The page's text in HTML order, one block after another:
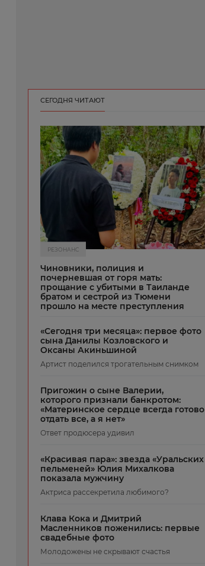
СЕГОДНЯ ЧИТАЮТ
РЕЗОНАНС
Чиновники, полиция и
почерневшая от горя мать:
прощание с убитыми в Таиланде
братом и сестрой из Тюмени
прошло на месте преступления
«Сегодня три месяца»: первое фото
сына Данилы Козловского и
Оксаны Акиньшиной
Артист поделился трогательным снимком
Пригожин о сыне Валерии,
которого признали банкротом:
«Материнское сердце всегда готово
отдать все, а я нет»
Ответ продюсера удивил
«Красивая пара»: звезда «Уральских
пельменей» Юлия Михалкова
показала мужчину
Актриса рассекретила любимого?
Клава Кока и Дмитрий
Масленников поженились: первые
свадебные фото
Молодожены не скрывают счастья